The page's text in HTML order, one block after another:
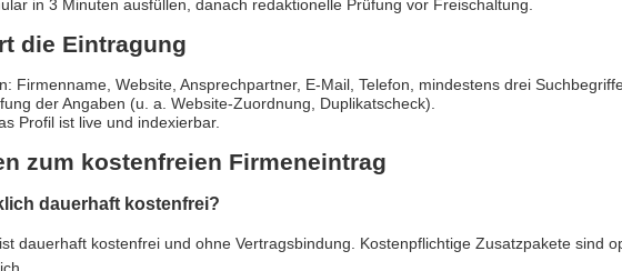
in 3 Minuten ausfüllen, danach redaktionelle Prüfung vor Freischaltung.
die Eintragung
Firmenname, Website, Ansprechpartner, E-Mail, Telefon, mindestens drei
der Angaben (u. a. Website-Zuordnung, Duplikatscheck).
Profil ist live und indexierbar.
zum kostenfreien Firmeneintrag
dauerhaft kostenfrei?
dauerhaft kostenfrei und ohne Vertragsbindung. Kostenpflichtige Zusatzpakete sind